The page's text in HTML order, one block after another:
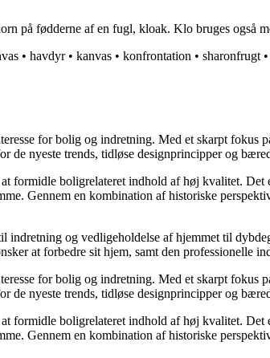
på fødderne af en fugl, kloak. Klo bruges også
• havdyr• kanvas • konfrontation • sharonfrugt •
for bolig og indretning. Med et skarpt
de nyeste trends, tidløse designprincipper og
formidle boligrelateret indhold af høj kvalitet.
Gennem en kombination af historiske
og vedligeholdelse af hjemmet til
at forbedre sit hjem, samt den professionelle
for bolig og indretning. Med et skarpt
de nyeste trends, tidløse designprincipper og
formidle boligrelateret indhold af høj kvalitet.
Gennem en kombination af historiske